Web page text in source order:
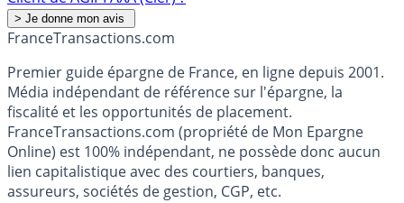
FranceTransactions.com
Premier guide épargne de France, en ligne depuis 2001.
Média indépendant de référence sur l'épargne, la
fiscalité et les opportunités de placement.
FranceTransactions.com (propriété de Mon Epargne
Online) est 100% indépendant, ne possède donc aucun
lien capitalistique avec des courtiers, banques,
assureurs, sociétés de gestion, CGP, etc.